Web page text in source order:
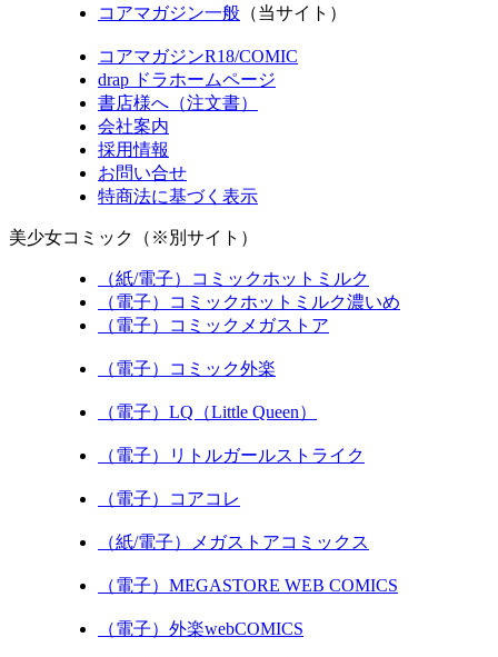
コアマガジン一般 （当サイト）
コアマガジンR18/COMIC
drap ドラホームページ
書店様へ（注文書）
会社案内
採用情報
お問い合せ
特商法に基づく表示
美少女コミック（※別サイト）
（紙/電子）コミックホットミルク
（電子）コミックホットミルク濃いめ
（電子）コミックメガストア
（電子）コミック外楽
（電子）LQ（Little Queen）
（電子）リトルガールストライク
（電子）コアコレ
（紙/電子）メガストアコミックス
（電子）MEGASTORE WEB COMICS
（電子）外楽webCOMICS